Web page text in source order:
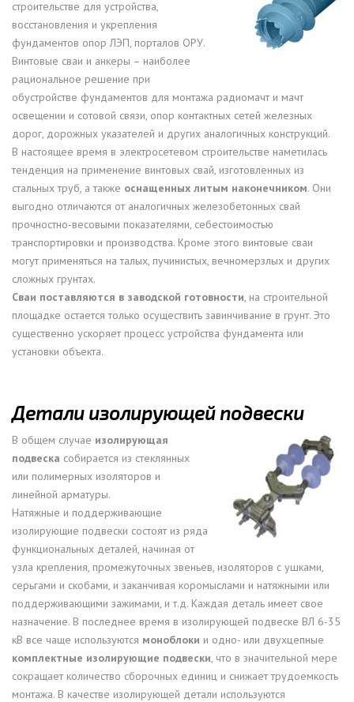
строительстве для устройства,
восстановления и укрепления
фундаментов опор ЛЭП, порталов ОРУ.
Винтовые сваи и анкеры – наиболее
рациональное решение при
обустройстве фундаментов для монтажа радиомачт и мачт
освещении и сотовой связи, опор контактных сетей железных
дорог, дорожных указателей и других аналогичных конструкций.
В настоящее время в электросетевом строительстве наметилась
тенденция на применение винтовых свай, изготовленных из
стальных труб, а также оснащенных литым наконечником. Они
выгодно отличаются от аналогичных железобетонных свай
прочностно-весовыми показателями, себестоимостью
транспортировки и производства. Кроме этого винтовые сваи
могут применяться на талых, пучинистых, вечномерзлых и других
сложных грунтах.
Сваи поставляются в заводской готовности, на строительной
площадке остается только осуществить завинчивание в грунт. Это
существенно ускоряет процесс устройства фундамента или
установки объекта.
Детали изолирующей подвески
В общем случае изолирующая
подвеска собирается из стеклянных
или полимерных изоляторов и
линейной арматуры.
Натяжные и поддерживающие
изолирующие подвески состоят из ряда
функциональных деталей, начиная от
узла крепления, промежуточных звеньев, изоляторов с ушками,
серьгами и скобами, и заканчивая коромыслами и натяжными или
поддерживающими зажимами, и т.д. Каждая деталь имеет свое
назначение. В последнее время в изолирующей подвеске ВЛ 6-35
кВ все чаще используются моноблоки и одно- или двухцепные
комплектные изолирующие подвески, что в значительной мере
сокращает количество сборочных единиц и снижает трудоемкость
монтажа. В качестве изолирующей детали используются